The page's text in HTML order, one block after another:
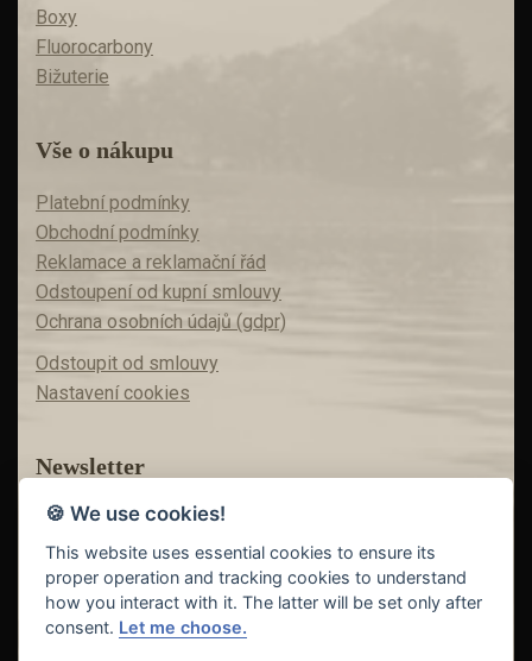
Boxy
Fluorocarbony
Bižuterie
Vše o nákupu
Platební podmínky
Obchodní podmínky
Reklamace a reklamační řád
Odstoupení od kupní smlouvy
Ochrana osobních údajů (gdpr)
Odstoupit od smlouvy
Nastavení cookies
Newsletter
Máte zájem o akční nabídky?
Teď už vám nic neunikne!
🍪 We use cookies!
This website uses essential cookies to ensure its
proper operation and tracking cookies to understand
how you interact with it. The latter will be set only after
consent. Let me choose.